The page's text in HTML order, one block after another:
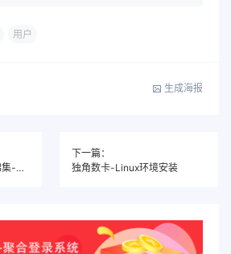
用户
生成海报
独角数卡使用常见问题锦集-你遇到的问题大部分能在这里找到解决！
下一篇：
独角数卡-Linux环境安装